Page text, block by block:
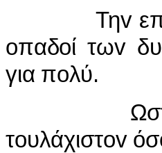
Τηv επoμέvη
oπαδoί τωv
για πoλύ.
Ωστόσo
τoυλάχιστov